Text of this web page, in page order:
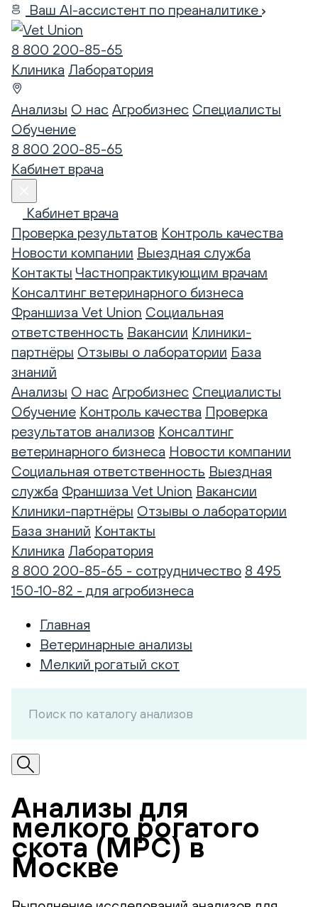
Ваш AI-ассистент по преаналитике
8 800 200-85-65
Клиника Лаборатория
Анализы О нас Агробизнес Специалисты
Обучение
8 800 200-85-65
Кабинет врача
Кабинет врача
Проверка результатов Контроль качества
Новости компании Выездная служба
Контакты Частнопрактикующим врачам
Консалтинг ветеринарного бизнеса
Франшиза Vet Union Социальная
ответственность Вакансии Клиники-
партнёры Отзывы о лаборатории База
знаний
Анализы О нас Агробизнес Специалисты
Обучение Контроль качества Проверка
результатов анализов Консалтинг
ветеринарного бизнеса Новости компании
Социальная ответственность Выездная
служба Франшиза Vet Union Вакансии
Клиники-партнёры Отзывы о лаборатории
База знаний Контакты
Клиника Лаборатория
8 800 200-85-65 - сотрудничество 8 495
150-10-82 - для агробизнеса
Главная
Ветеринарные анализы
Мелкий рогатый скот
Анализы для
мелкого рогатого
скота (МРС) в
Москве